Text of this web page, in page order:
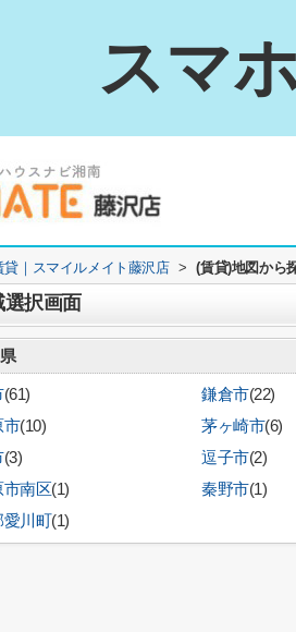
スマ
貸｜スマイルメイト藤沢店 > (賃貸)地図から
選択画面
(61) 鎌倉市(22)
市(10) 茅ヶ崎市(6)
(3) 逗子市(2)
南区(1) 秦野市(1)
愛川町(1)